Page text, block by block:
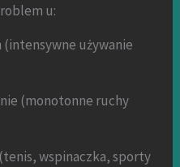
u:
używanie
(monotonne ruchy
wspinaczka, sporty